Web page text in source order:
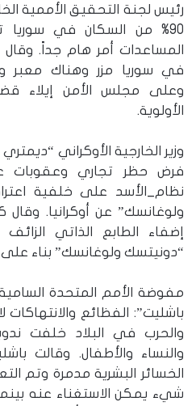
رئيس لجنة التحقيق الأممية
90% من السكان في
المساعدات أمر هام جداً. وقال
في سوريا مزر وهناك معبر
وعلى مجلس الأمن إيلاء
الأولوية.
وزير الخارجية الأوكراني
فرض حظر تجاري وعقوبات
نظام_الأسد على خلفية
ولوغانسك” عن أوكرانيا. وقال
إضفاء الطابع الذاتي
“دونيتسك ولوغانسك” بناء
مفوضة الأمم المتحدة
باشليت”: الفظائع
والحرب في البلاد خلفت
الخسائر البشرية مدمرة وتم
شيء يمكن الاستغناء عنه